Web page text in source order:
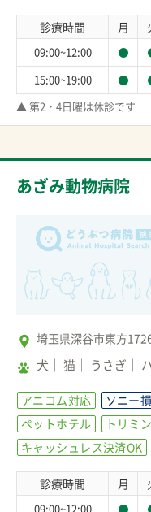
診療時間 月
09:00~12:00
15:00~19:00
▲ 第2・4日曜は休診です
あざみ動物病院
埼玉県深谷市東方
犬 猫 うさぎ
アニコム対応 ソニー
ペットホテル
トリミ
キャッシュレス決済OK
診療時間 月
09:00~12:00